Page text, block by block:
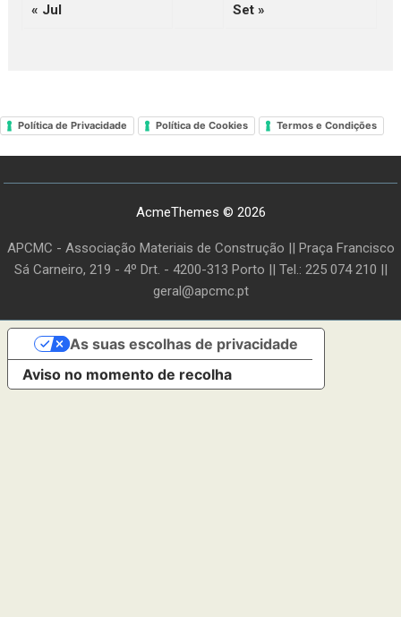
« Jul Set »
Política de Privacidade Política de Cookies Termos e Condições
AcmeThemes © 2026
APCMC - Associação Materiais de Construção || Praça Francisco
Sá Carneiro, 219 - 4º Drt. - 4200-313 Porto || Tel.: 225 074 210 ||
geral@apcmc.pt
Aviso no momento de recolha
As suas escolhas de privacidade